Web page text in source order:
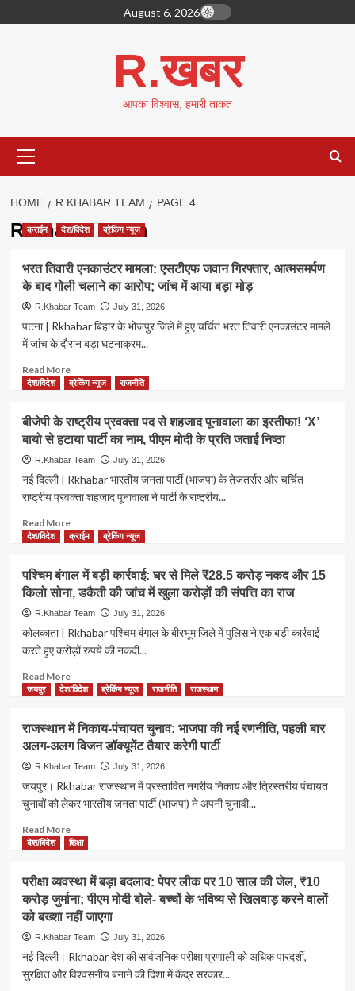
to
August 6, 2026
R.खबर
आपका विश्वास, हमारी ताकत
Menu
HOME R.KHABAR TEAM PAGE 4
R.Khabar Team
क्राईम देश/विदेश ब्रेकिंग न्यूज
भरत तिवारी एनकाउंटर मामला: एसटीएफ जवान गिरफ्तार, आत्मसमर्पण
के बाद गोली चलाने का आरोप; जांच में आया बड़ा मोड़
R.Khabar Team July 31, 2026
पटना | Rkhabar बिहार के भोजपुर जिले में हुए चर्चित भरत तिवारी एनकाउंटर मामले
में जांच के दौरान बड़ा घटनाक्रम...
Read MoreRead
more
तिवारी
एनकाउंटर
मामला:
एसटीएफ
गिरफ्तार,
के
चलाने
का
आरोप;
में
आया
मोड़
देश/विदेश ब्रेकिंग न्यूज राजनीति
बीजेपी के राष्ट्रीय प्रवक्ता पद से शहजाद पूनावाला का इस्तीफा! ‘X’
बायो से हटाया पार्टी का नाम, पीएम मोदी के प्रति जताई निष्ठा
R.Khabar Team July 31, 2026
नई दिल्ली | Rkhabar भारतीय जनता पार्टी (भाजपा) के तेजतर्रार और चर्चित
राष्ट्रीय प्रवक्ता शहजाद पूनावाला ने पार्टी के राष्ट्रीय...
Read MoreRead
more
बीजेपी
के
राष्ट्रीय
प्रवक्ता
पद
शहजाद
का
बायो
से
हटाया
का
नाम,
मोदी
के
जताई
निष्ठा
देश/विदेश क्राईम ब्रेकिंग न्यूज
पश्चिम बंगाल में बड़ी कार्रवाई: घर से मिले ₹28.5 करोड़ नकद और 15
किलो सोना, डकैती की जांच में खुला करोड़ों की संपत्ति का राज
R.Khabar Team July 31, 2026
कोलकाता | Rkhabar पश्चिम बंगाल के बीरभूम जिले में पुलिस ने एक बड़ी कार्रवाई
करते हुए करोड़ों रुपये की नकदी...
Read MoreRead
more
पश्चिम
बंगाल
में
बड़ी
कार्रवाई:
से
₹28.5
और
15
किलो
की
जांच
जयपुर देश/विदेश ब्रेकिंग न्यूज राजनीति राजस्थान
राजस्थान में निकाय-पंचायत चुनाव: भाजपा की नई रणनीति, पहली बार
अलग-अलग विजन डॉक्यूमेंट तैयार करेगी पार्टी
R.Khabar Team July 31, 2026
जयपुर। Rkhabar राजस्थान में प्रस्तावित नगरीय निकाय और त्रिस्तरीय पंचायत
चुनावों को लेकर भारतीय जनता पार्टी (भाजपा) ने अपनी चुनावी...
Read MoreRead
more
राजस्थान
में
निकाय-
पंचायत
चुनाव:
की
नई
देश/विदेश शिक्षा
परीक्षा व्यवस्था में बड़ा बदलाव: पेपर लीक पर 10 साल की जेल, ₹10
करोड़ जुर्माना; पीएम मोदी बोले- बच्चों के भविष्य से खिलवाड़ करने वालों
को बख्शा नहीं जाएगा
R.Khabar Team July 31, 2026
नई दिल्ली। Rkhabar देश की सार्वजनिक परीक्षा प्रणाली को अधिक पारदर्शी,
सुरक्षित और विश्वसनीय बनाने की दिशा में केंद्र सरकार...